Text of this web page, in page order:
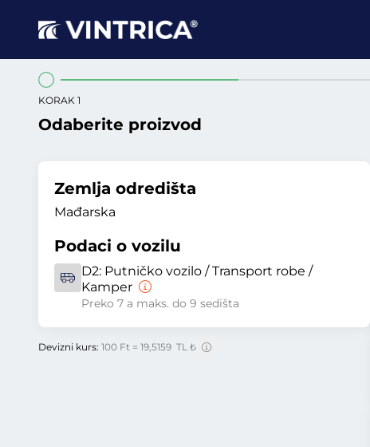
KORAK 1
Odaberite proizvod
Zemlja odredišta
Mađarska
Podaci o vozilu
D2: Putničko vozilo / Transport robe /
Kamper
Preko 7 a maks. do 9 sedišta
Devizni kurs: 100 Ft = 19,5159 TL ₺